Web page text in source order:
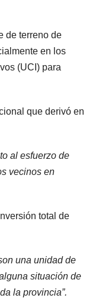
de terreno de
en los
(UCI) para
que derivó en
al esfuerzo de
vecinos en
total de
una unidad de
situación de
la provincia”.